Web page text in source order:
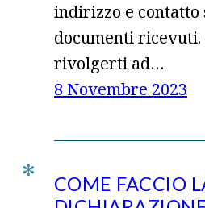
indirizzo e contatto
documenti
rivolgerti ad…
8 Novembre 2023
COME FACCIO